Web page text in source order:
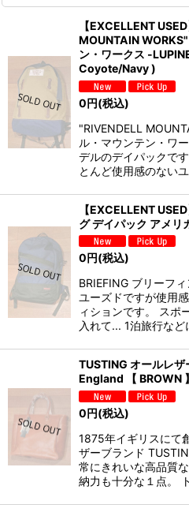
【EXCELLENT
MOUNTAIN
ン・ワークス -
Coyote/Navy )
0円(税込)
"RIVENDELL
ル・マウンテン・ワ
デルのデイパックで
とんど使用感のない
【EXCELLENT
グ デイパック アメ
0円(税込)
BRIEFING ブリーフ
ユーズドですが使用
ィションです。 スポ
入れて... 1泊旅行な
TUSTING オールレ
England 【 BROWN
0円(税込)
1875年イギリスにて
ザーブランド
常にきれいな高品質
納力も十分な１点。